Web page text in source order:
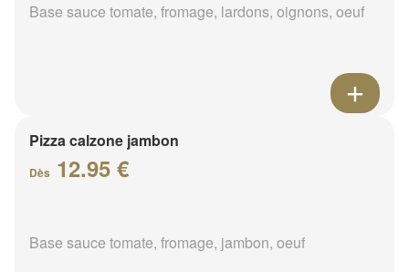
Base sauce tomate, fromage, lardons, oignons, oeuf
Pizza calzone jambon
Dès 12.95 €
Base sauce tomate, fromage, jambon, oeuf